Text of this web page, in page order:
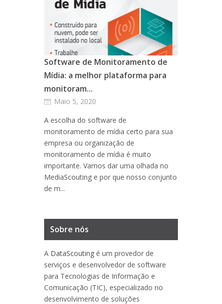
Software de Monitoramento de
Mídia: a melhor plataforma para
monitoram...
Maio 5, 2020
A escolha do software de
monitoramento de mídia certo para sua
empresa ou organização de
monitoramento de mídia é muito
importante. Vamos dar uma olhada no
MediaScouting e por que nosso conjunto
de m...
Sobre nós
A DataScouting é um provedor de
serviços e desenvolvedor de software
para Tecnologias de Informação e
Comunicação (TIC), especializado no
desenvolvimento de soluções